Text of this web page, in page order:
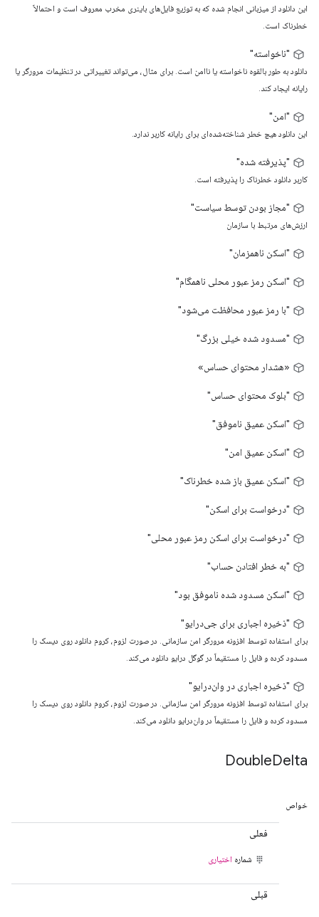
این دانلود از میزبانی انجام شده که به توزیع فایل‌های باینری مخرب معروف است و احتمالاً
خطرناک است.
"ناخواسته"
دانلود به طور بالقوه ناخواسته یا ناامن است. برای مثال، می‌تواند تغییراتی در تنظیمات مرورگر یا
رایانه ایجاد کند.
"امن"
این دانلود هیچ خطر شناخته‌شده‌ای برای رایانه کاربر ندارد.
"پذیرفته شده"
کاربر دانلود خطرناک را پذیرفته است.
"مجاز بودن توسط سیاست"
ارزش‌های مرتبط با سازمان
"اسکن ناهمزمان"
"اسکن رمز عبور محلی ناهمگام"
"با رمز عبور محافظت می‌شود"
"مسدود شده خیلی بزرگ"
«هشدار محتوای حساس»
"بلوک محتوای حساس"
"اسکن عمیق ناموفق"
"اسکن عمیق امن"
"اسکن عمیق باز شده خطرناک"
"درخواست برای اسکن"
"درخواست برای اسکن رمز عبور محلی"
"به خطر افتادن حساب"
"اسکن مسدود شده ناموفق بود"
"ذخیره اجباری برای جی‌درایو"
برای استفاده توسط افزونه مرورگر امن سازمانی. در صورت لزوم، کروم دانلود روی دیسک را
مسدود کرده و فایل را مستقیماً در گوگل درایو دانلود می‌کند.
"ذخیره اجباری در وان‌درایو"
برای استفاده توسط افزونه مرورگر امن سازمانی. در صورت لزوم، کروم دانلود روی دیسک را
مسدود کرده و فایل را مستقیماً در وان‌درایو دانلود می‌کند.
DoubleDelta
خواص
فعلی
شماره اختیاری
قبلی